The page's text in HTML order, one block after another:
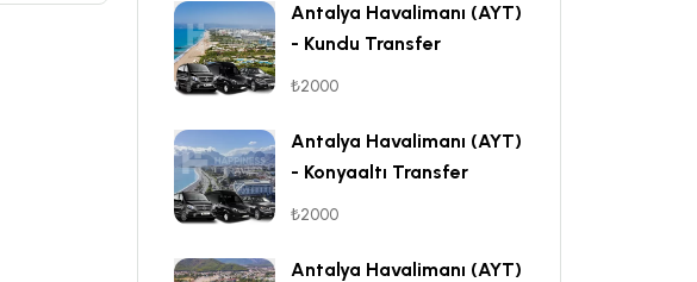
Antalya Havalimanı (AYT)
- Kundu Transfer
₺2000
Antalya Havalimanı (AYT)
- Konyaaltı Transfer
₺2000
Antalya Havalimanı (AYT)